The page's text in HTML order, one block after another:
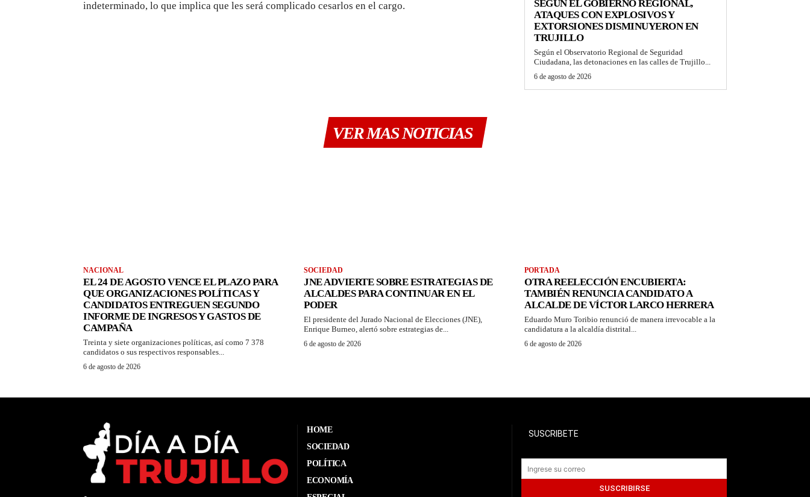
indeterminado, lo que implica que les será complicado cesarlos en el cargo.
SEGÚN EL GOBIERNO REGIONAL,
ATAQUES CON EXPLOSIVOS Y
EXTORSIONES DISMINUYERON EN
TRUJILLO
Según el Observatorio Regional de Seguridad
Ciudadana, las detonaciones en las calles de Trujillo...
6 de agosto de 2026
VER MAS NOTICIAS
NACIONAL
EL 24 DE AGOSTO VENCE EL PLAZO PARA
QUE ORGANIZACIONES POLÍTICAS Y
CANDIDATOS ENTREGUEN SEGUNDO
INFORME DE INGRESOS Y GASTOS DE
CAMPAÑA
Treinta y siete organizaciones políticas, así como 7 378
candidatos o sus respectivos responsables...
6 de agosto de 2026
SOCIEDAD
JNE ADVIERTE SOBRE ESTRATEGIAS DE
ALCALDES PARA CONTINUAR EN EL
PODER
El presidente del Jurado Nacional de Elecciones (JNE),
Enrique Burneo, alertó sobre estrategias de...
6 de agosto de 2026
PORTADA
OTRA REELECCIÓN ENCUBIERTA:
TAMBIÉN RENUNCIA CANDIDATO A
ALCALDE DE VÍCTOR LARCO HERRERA
Eduardo Muro Toribio renunció de manera irrevocable a la
candidatura a la alcaldía distrital...
6 de agosto de 2026
HOME
SOCIEDAD
POLÍTICA
ECONOMÍA
SUSCRIBETE